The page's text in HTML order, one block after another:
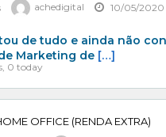
achedigital 10/05/2020
de tudo e ainda não
Marketing de […]
0 today
OFFICE (RENDA EXTRA)